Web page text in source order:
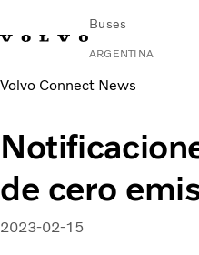
Buses
ARGENTINA
Change MarketContacto Buscar
Urbano e Interurbano
Buses Media & Larga
Servicios
¿Por qué elegir Volvo?
Volvo Connect News
de cero
2023-02-15